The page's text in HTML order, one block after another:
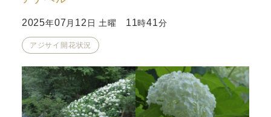
2025年07 月 12 日 土曜 11時41分
アジサイ開花状況